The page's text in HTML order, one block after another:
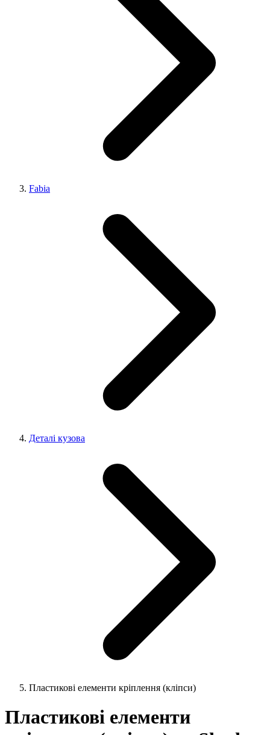
Fabia
Деталі кузова
Пластикові елементи кріплення (кліпси)
Пластикові елементи